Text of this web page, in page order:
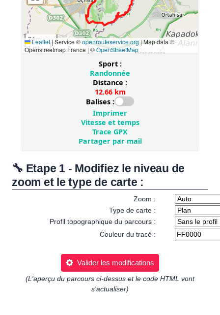
🔧 Etape 1 - Modifiez le niveau de
zoom et le type de carte :
Zoom :
Type de carte :
Profil topographique du parcours :
Couleur du tracé :
Valider les modifications
(L'aperçu du parcours ci-dessus et le code HTML vont
s'actualiser)